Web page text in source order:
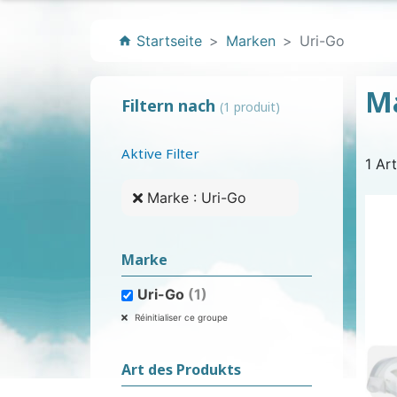
ANATOMISCHE EINLAGEN
FÜR
PVC-SLIP
BADEANZÜGE
HYGIENEARTIKEL UND
KONTINENZHILFEN
KLASSISCHE
SCHWIMMWINDELN FÜR
home Startseite Marken Uri-Go
Filtern nach (1 produit)
Aktive Filter
Marke : Uri-Go
Marke
Uri-Go (1)
Réinitialiser ce groupe
Art des Produkts
1